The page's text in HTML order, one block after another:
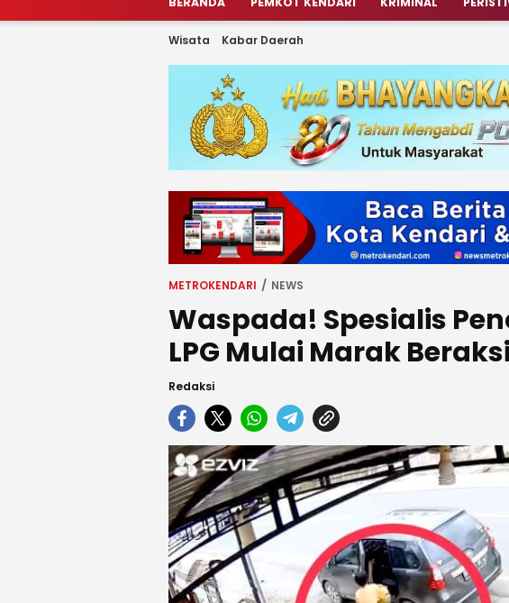
Wisata Kabar Daerah
METROKENDARI NEWS
Waspada! Spesialis
LPG Mulai Marak
Redaksi